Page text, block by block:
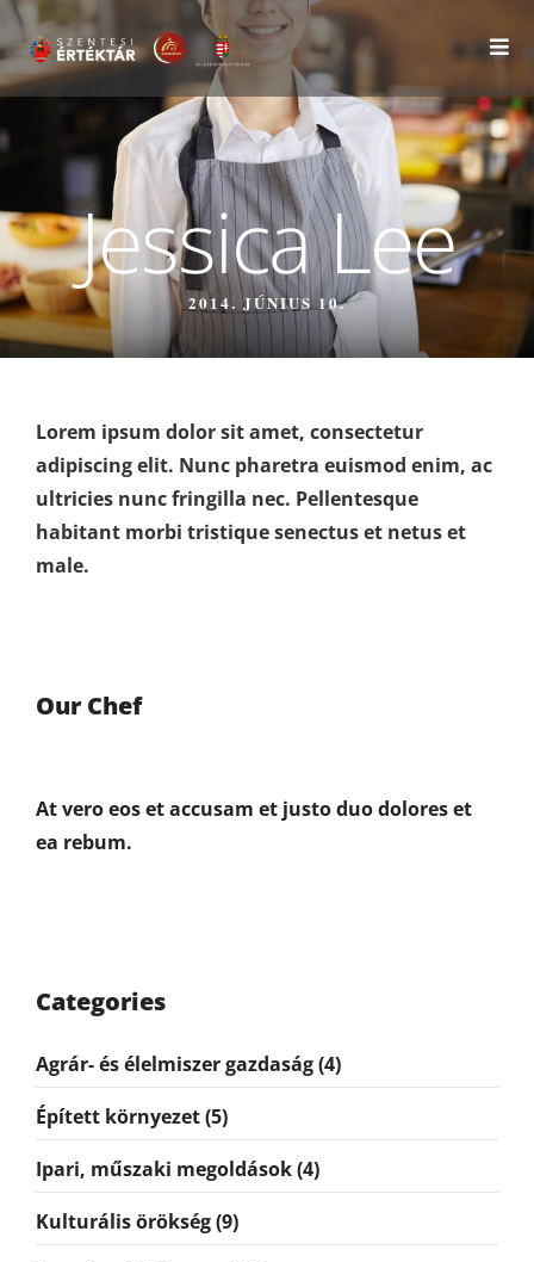
Jessica Lee
2014. JÚNIUS 10.
Lorem ipsum dolor sit amet, consectetur
adipiscing elit. Nunc pharetra euismod enim, ac
ultricies nunc fringilla nec. Pellentesque
habitant morbi tristique senectus et netus et
male.
Our Chef
At vero eos et accusam et justo duo dolores et
ea rebum.
Categories
Agrár- és élelmiszer gazdaság(4)
Épített környezet(5)
Ipari, műszaki megoldások(4)
Kulturális örökség(9)